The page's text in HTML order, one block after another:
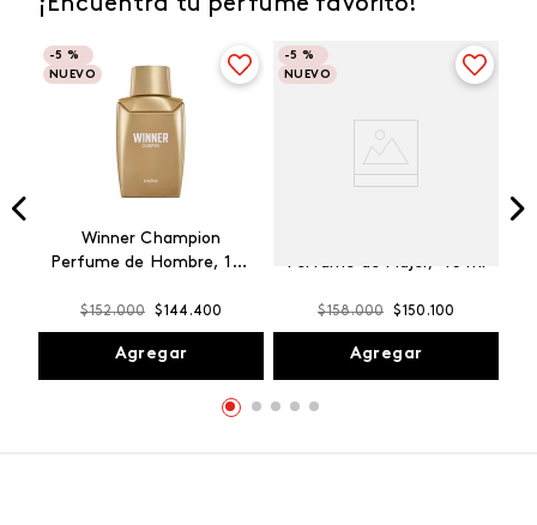
¡Encuentra tu perfume favorito!
-5 %
NUEVO
Winner Champion
Perfume de Hombre, 100
$152.000 $144 .400
Agregar
-5 %
NUEVO
Perfume de Mujer, 45 ml
$158.000 $150 .100
Agregar